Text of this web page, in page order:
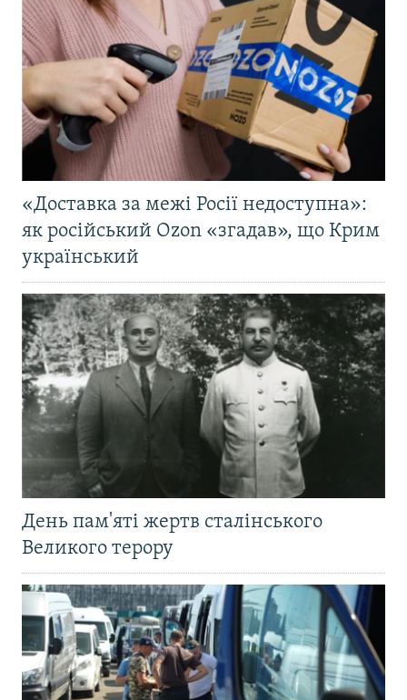
«Доставка за межі Росії недоступна»:
як російський Ozon «згадав», що Крим
український
День пам'яті жертв сталінського
Великого терору